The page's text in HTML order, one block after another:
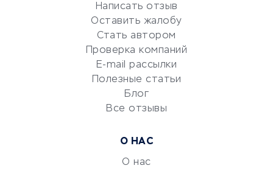
Репетиторство
Красота и здоровье
Сервисы по поиску работы
Сетевой маркетинг
УСЛУГИ ДЛЯ БИЗНЕСА
Написать отзыв
Оставить жалобу
Стать автором
Проверка компаний
E-mail рассылки
Полезные статьи
Блог
Все отзывы
О НАС
О нас